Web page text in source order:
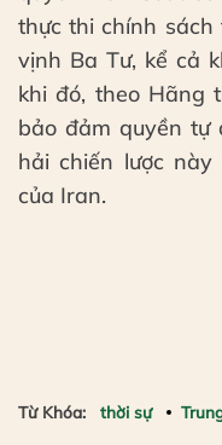
thực thi chính
vịnh Ba Tư, kể cả
khi đó, theo Hãng
bảo đảm quyền tự
hải chiến lược
của Iran.
Từ Khóa: thời sự